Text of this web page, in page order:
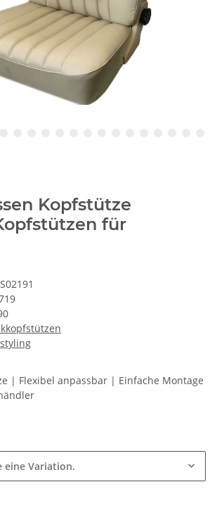
Kopfstütze
für
| Flexibel anpassbar | Einfache Montage
eine Variation.